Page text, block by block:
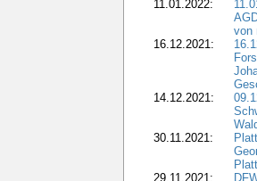
11.01.2022:
von
16.12.2021:
14.12.2021:
30.11.2021:
29.11.2021: